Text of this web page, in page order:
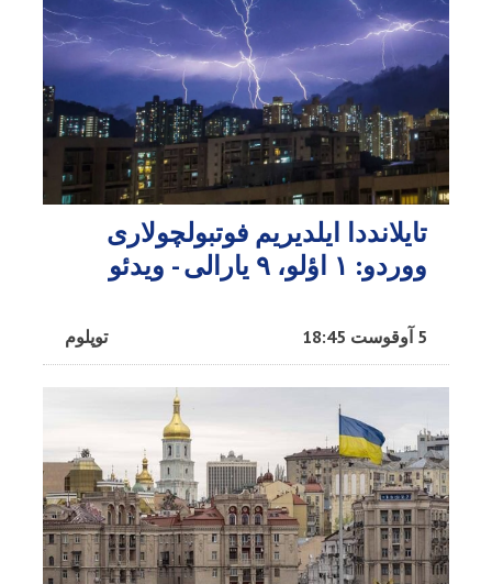
تایلانددا ایلدیریم فوتبولچولاری
ووردو: ۱ اؤلو، ۹ یارالی - ویدئو
توپلوم 5 آوقوست 18:45